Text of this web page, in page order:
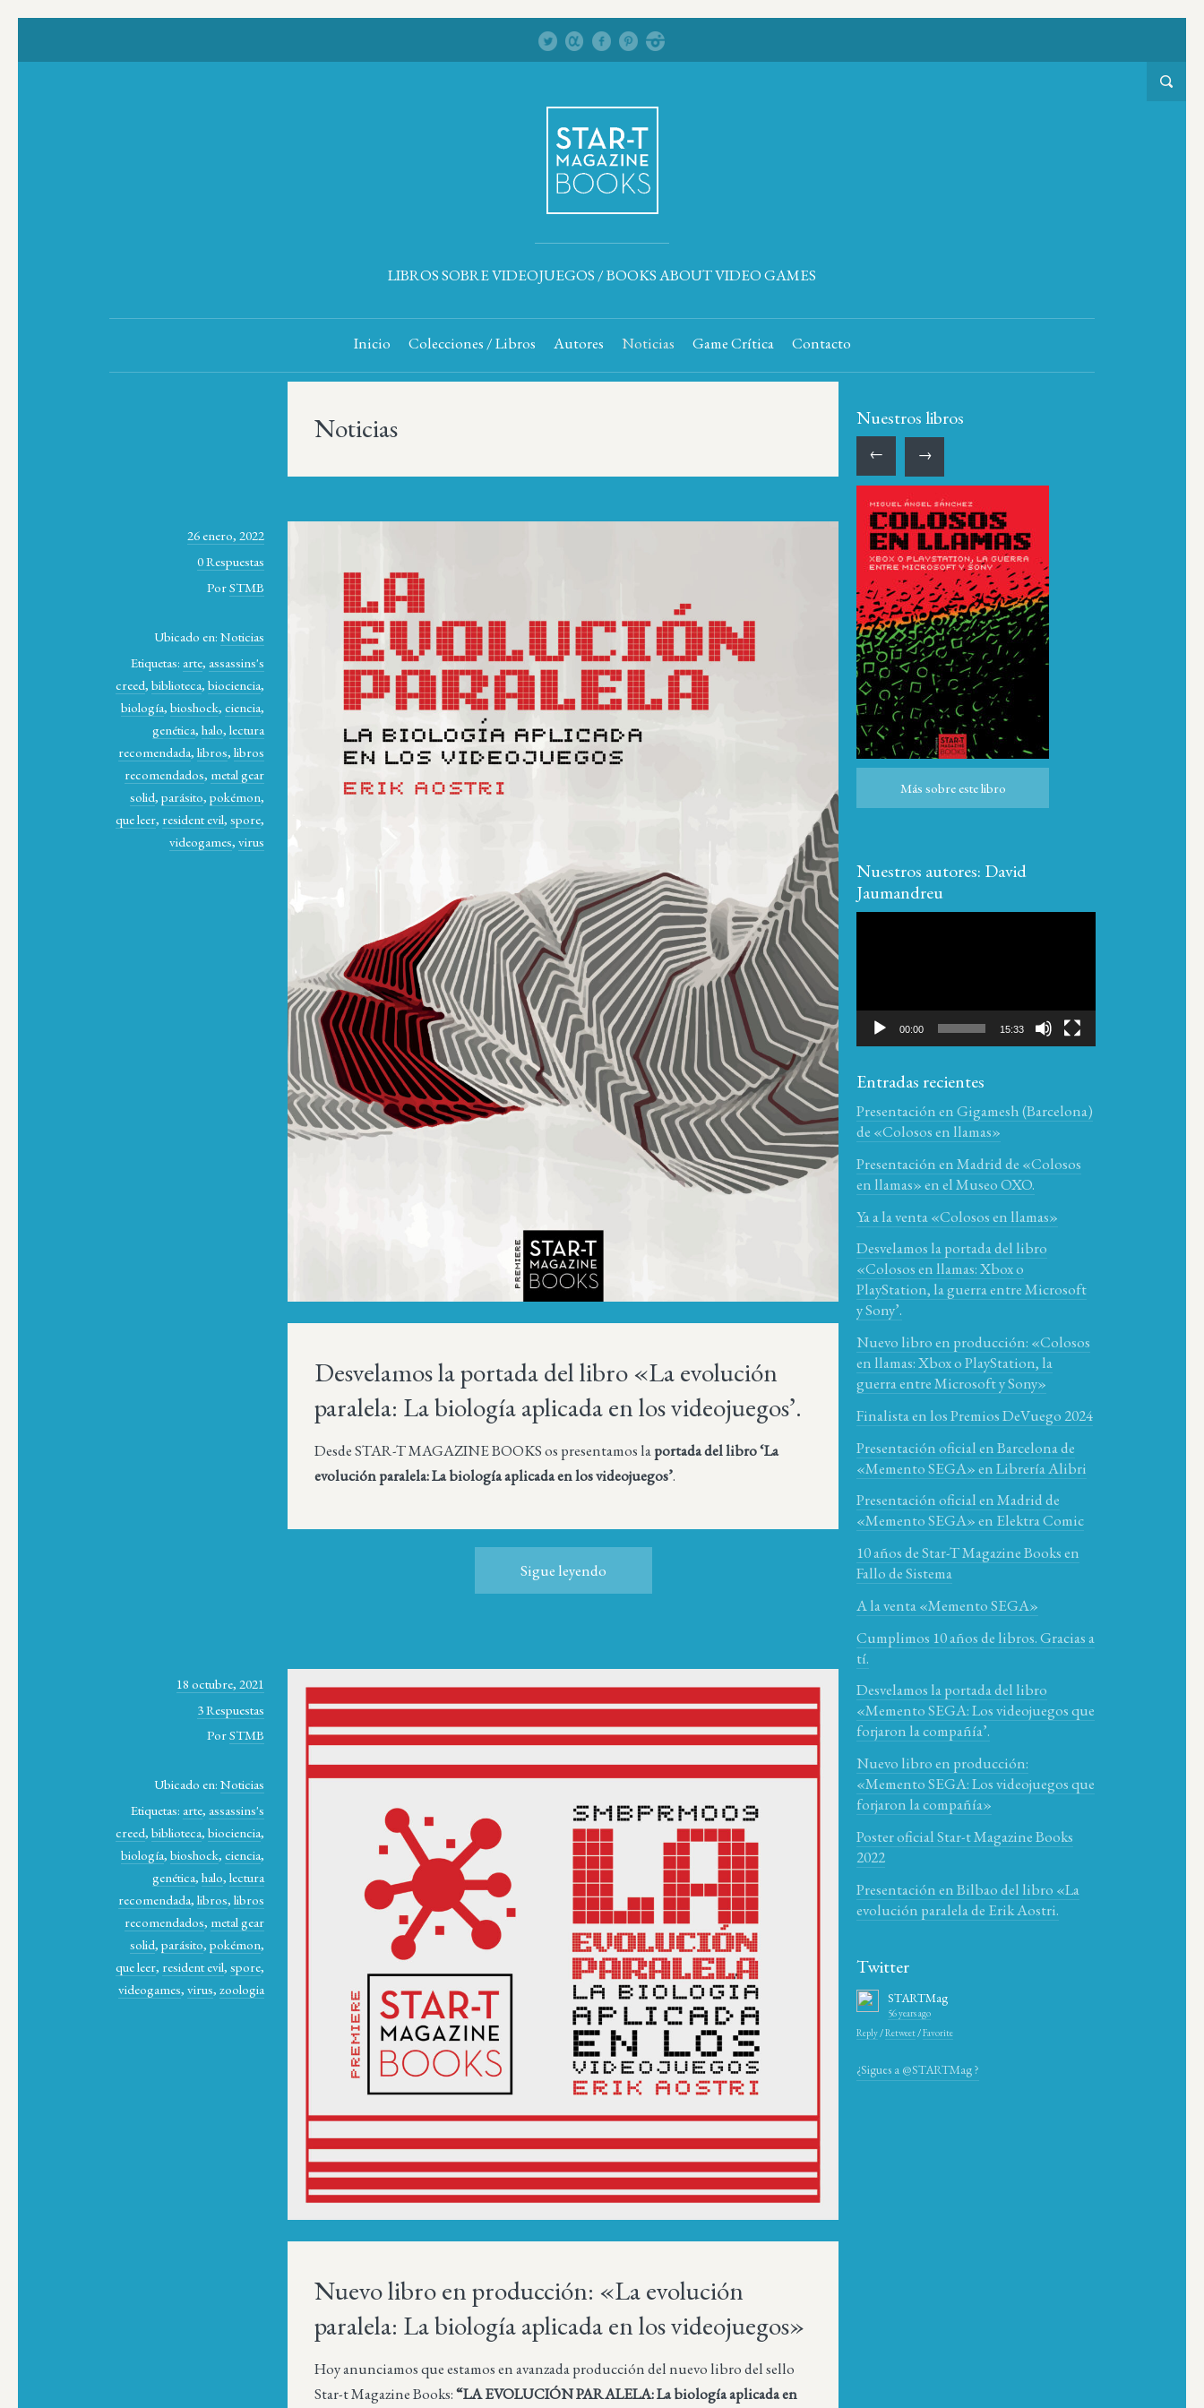
LIBROS SOBRE VIDEOJUEGOS / BOOKS ABOUT VIDEO GAMES
Inicio Colecciones / Libros Autores Noticias Game Crítica Contacto
Noticias
26 enero, 2022
0 Respuestas
PorSTMB
Ubicado en:Noticias
Etiquetas: arte, assassins's
creed,biblioteca,biociencia,
biología,bioshock,ciencia,
genética,halo,lectura
recomendada,libros,libros
recomendados, metal gear
solid,parásito,pokémon,
que leer, resident evil,spore,
videogames,virus
Desvelamos la portada del libro «La evolución
paralela: La biología aplicada en los videojuegos’.
Desde STAR-T MAGAZINE BOOKS os presentamos laportada del libro ‘La
evolución paralela: La biología aplicada en los videojuegos’.
Sigue leyendo
18 octubre, 2021
3 Respuestas
PorSTMB
Ubicado en:Noticias
Etiquetas: arte, assassins's
creed,biblioteca,biociencia,
biología,bioshock,ciencia,
genética,halo,lectura
recomendada,libros,libros
recomendados, metal gear
solid,parásito,pokémon,
que leer, resident evil,spore,
videogames,virus,zoologia
Nuevo libro en producción: «La evolución
paralela: La biología aplicada en los videojuegos»
Hoy anunciamos que estamos en avanzada producción del nuevo libro del sello
Star-t Magazine Books:“LA EVOLUCIÓN PARALELA: La biología aplicada en
Nuestros libros
← →
Más sobre este libro
Nuestros autores: David
Jaumandreu
00:00 15:33
Entradas recientes
Presentación en Gigamesh (Barcelona)
de «Colosos en llamas»
Presentación en Madrid de «Colosos
en llamas» en el Museo OXO.
Ya a la venta «Colosos en llamas»
Desvelamos la portada del libro
«Colosos en llamas: Xbox o
PlayStation, la guerra entre Microsoft
y Sony’.
Nuevo libro en producción: «Colosos
en llamas: Xbox o PlayStation, la
guerra entre Microsoft y Sony»
Finalista en los Premios DeVuego 2024
Presentación oficial en Barcelona de
«Memento SEGA» en Librería Alibri
Presentación oficial en Madrid de
«Memento SEGA» en Elektra Comic
10 años de Star-T Magazine Books en
Fallo de Sistema
A la venta «Memento SEGA»
Cumplimos 10 años de libros. Gracias a
tí.
Desvelamos la portada del libro
«Memento SEGA: Los videojuegos que
forjaron la compañía’.
Nuevo libro en producción:
«Memento SEGA: Los videojuegos que
forjaron la compañía»
Poster oficial Star-t Magazine Books
2022
Presentación en Bilbao del libro «La
evolución paralela de Erik Aostri.
Twitter
STARTMag
56 years ago
Reply/Retweet/Favorite
¿Sigues a @STARTMag ?